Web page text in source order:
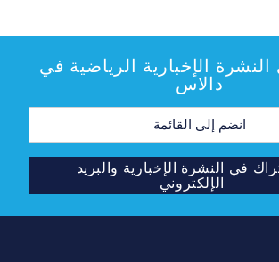
الإخبارية الرياضية في
دالاس
عنوان
الإلكتروني
في النشرة الإخبارية والبريد
الإلكتروني